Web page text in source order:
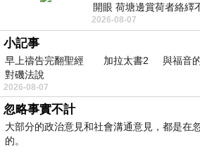
開眼 荷塘邊賞荷者絡繹
望 風中飄逸的是映日荷
2026-08-07
小記事
早上禱告完翻聖經 加拉太書2 與福音的
對磯法說
2026-08-07
忽略事實不計
大部分的政治意見和社會溝通意見，都是在
的。